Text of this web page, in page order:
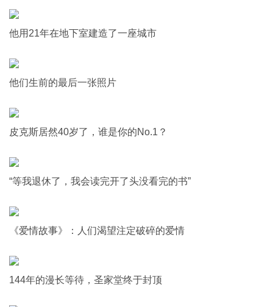
他用21年在地下室建造了一座城市
他们生前的最后一张照片
皮克斯居然40岁了，谁是你的No.1？
“等我退休了，我会读完开了头没看完的书”
《爱情故事》：人们渴望注定破碎的爱情
144年的漫长等待，圣家堂终于封顶